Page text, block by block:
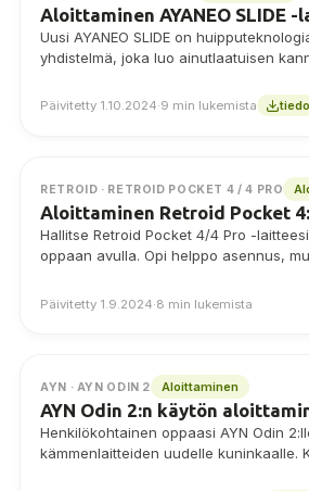
Aloittaminen AYANEO SLIDE
Uusi AYANEO SLIDE on
yhdistelmä, joka luo ainutlaatuisen
sinulla on tehokas Windows-tietokone
Päivitetty 1.10.2024·9 min lukemista
RETROID · RETROID POCKET 4 / 4 PRO
Aloittaminen Retroid Pocket
Hallitse Retroid Pocket 4/4 Pro -
oppaan avulla. Opi helppo asennus,
Android-käsikonsolilla. Ihanteellinen
Päivitetty 1.9.2024·8 min lukemista
AYN · AYN ODIN 2 Aloittaminen
AYN Odin 2:n käytön
Henkilökohtainen oppaasi AYN Odin
kämmenlaitteiden uudelle kuninkaalle.